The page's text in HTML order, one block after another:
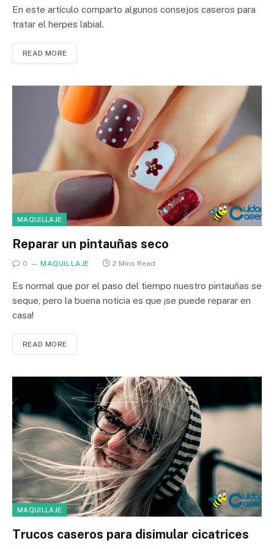
En este artículo comparto algunos consejos caseros para
tratar el herpes labial.
READ MORE
MAQUILLAJE
Reparar un pintauñas seco
0 MAQUILLAJE 2 Mins Read
Es normal que por el paso del tiempo nuestro pintauñas se
seque, pero la buena noticia es que ¡se puede reparar en
casa!
READ MORE
MAQUILLAJE
Trucos caseros para disimular cicatrices